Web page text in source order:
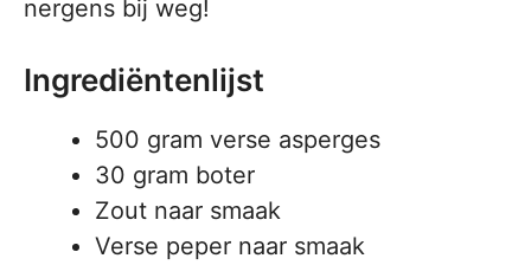
nergens bij weg!
Ingrediëntenlijst
500 gram verse asperges
30 gram boter
Zout naar smaak
Verse peper naar smaak